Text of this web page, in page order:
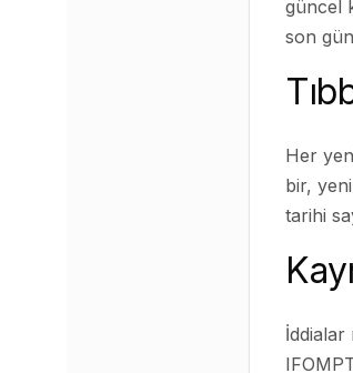
güncel
son
Her
bir,
tarihi
İddialar